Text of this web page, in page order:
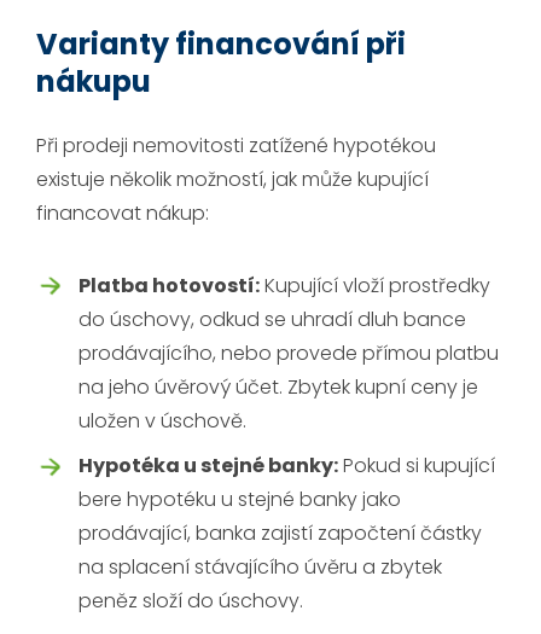
Varianty financování při
nákupu
Při prodeji nemovitosti zatížené hypotékou
existuje několik možností, jak může kupující
financovat nákup:
Platba hotovostí:Kupující vloží prostředky
do úschovy, odkud se uhradí dluh bance
prodávajícího, nebo provede přímou platbu
na jeho úvěrový účet. Zbytek kupní ceny je
uložen v úschově.
Hypotéka u stejné banky:Pokud si kupující
bere hypotéku u stejné banky jako
prodávající, banka zajistí započtení částky
na splacení stávajícího úvěru a zbytek
peněz složí do úschovy.